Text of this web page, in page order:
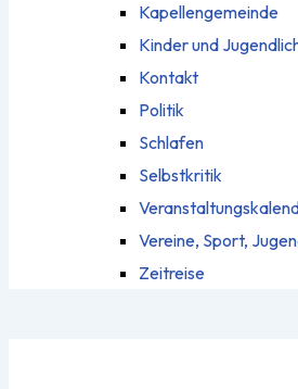
Kapellengemeinde
Kinder und
Kontakt
Politik
Schlafen
Selbstkritik
Vereine, Sport,
Zeitreise